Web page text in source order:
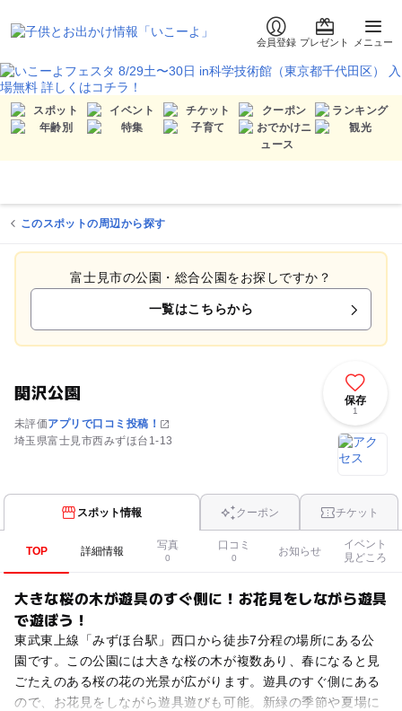
会員登録 プレゼント メニュー
このスポットの周辺から探す
富士見市の公園・総合公園をお探しですか？
一覧はこちらから
関沢公園
未評価アプリで口コミ投稿！
埼玉県富士見市西みずほ台1-13
保存
1
スポット情報 クーポン チケット
TOP 詳細情報 写真
0
口コミ
0
お知らせ
イベント
見どころ
大きな桜の木が遊具のすぐ側に！お花見をしながら遊具
で遊ぼう！
東武東上線「みずほ台駅」西口から徒歩7分程の場所にある公
園です。この公園には大きな桜の木が複数あり、春になると見
ごたえのある桜の花の光景が広がります。遊具のすぐ側にある
ので、お花見をしながら遊具遊びも可能。新緑の季節や夏場に